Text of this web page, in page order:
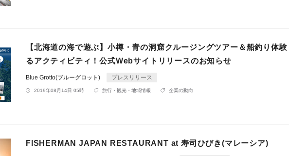
【北海道の海で遊ぶ】小樽・青の洞窟クルージングツアー＆船釣り体
るアクティビティ！公式Webサイトリリースのお知らせ
Blue Grotto(ブルーグロット) プレスリリース
2019年08月14日 05時 旅行・観光・地域情報 企業の動向
FISHERMAN JAPAN RESTAURANT at 寿司ひびき(マレーシア)